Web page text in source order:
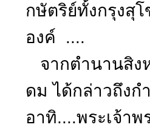
กษัตริย์ทั้งกรุงสุ
องค์ ....
จากตำนานสิง
ดม ได้กล่าวถึงก
อาทิ....พระเจ้า